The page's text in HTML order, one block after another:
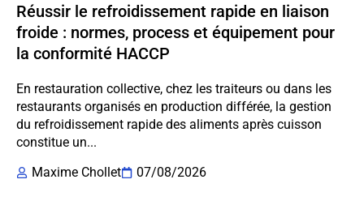
Réussir le refroidissement rapide en liaison
froide : normes, process et équipement pour
la conformité HACCP
En restauration collective, chez les traiteurs ou dans les
restaurants organisés en production différée, la gestion
du refroidissement rapide des aliments après cuisson
constitue un...
Maxime Chollet
07/08/2026